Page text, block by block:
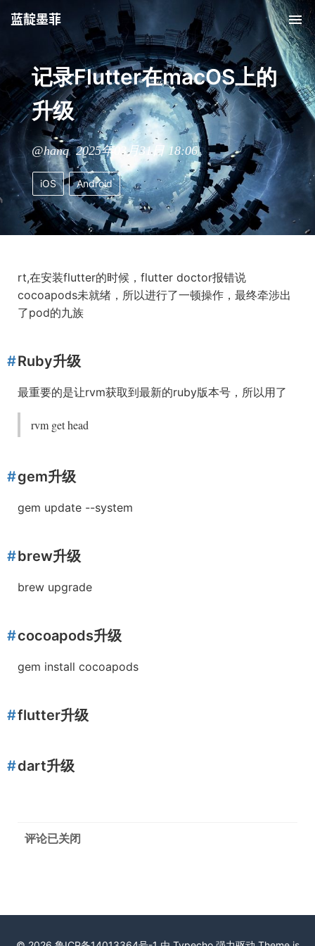
蓝靛墨菲
记录Flutter在macOS上的
升级
@hanq 2025年03月31日 18:06
iOS Android
rt,在安装flutter的时候，flutter doctor报错说
cocoapods未就绪，所以进行了一顿操作，最终牵涉出
了pod的九族
Ruby升级
最重要的是让rvm获取到最新的ruby版本号，所以用了
rvm get head
gem升级
gem update --system
brew升级
brew upgrade
cocoapods升级
gem install cocoapods
flutter升级
dart升级
评论已关闭